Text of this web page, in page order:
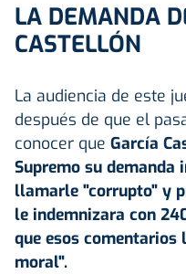
LA DEMANDA
CASTELLÓN
La audiencia de este
después de que el
conocer que García
Supremo su
llamarle "corrupto" y
le indemnizara con
que esos comentarios
moral".